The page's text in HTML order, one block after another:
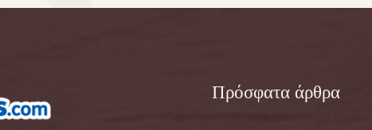
Πρόσφατα άρθρα